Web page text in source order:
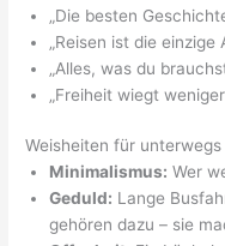
„Die besten
„Reisen ist die
„Alles, was du
„Freiheit wiegt
Weisheiten für unterwegs
Minimalismus: Wer
Geduld: Lange
gehören dazu – sie